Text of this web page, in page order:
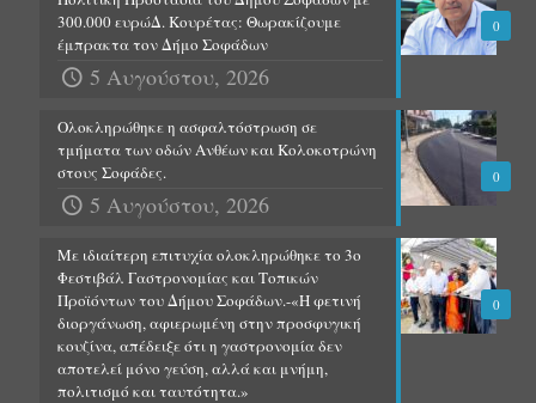
0
300.000 ευρώΔ. Κουρέτας: Θωρακίζουμε
έμπρακτα τον Δήμο Σοφάδων
5 Αυγούστου, 2026
0
Ολοκληρώθηκε η ασφαλτόστρωση σε
τμήματα των οδών Ανθέων και Κολοκοτρώνη
στους Σοφάδες.
5 Αυγούστου, 2026
0
Με ιδιαίτερη επιτυχία ολοκληρώθηκε το 3ο
Φεστιβάλ Γαστρονομίας και Τοπικών
Προϊόντων του Δήμου Σοφάδων.-«Η φετινή
διοργάνωση, αφιερωμένη στην προσφυγική
κουζίνα, απέδειξε ότι η γαστρονομία δεν
αποτελεί μόνο γεύση, αλλά και μνήμη,
πολιτισμό και ταυτότητα.»